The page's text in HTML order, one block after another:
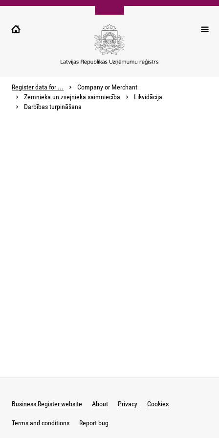
Pārlekt
galveno
Register data for ...
Company or Merchant
Zemnieka un zvejnieka saimniecība
Likvidācija
Darbības turpināšana
Business Register website About Privacy Cookies
Terms and conditions Report bug